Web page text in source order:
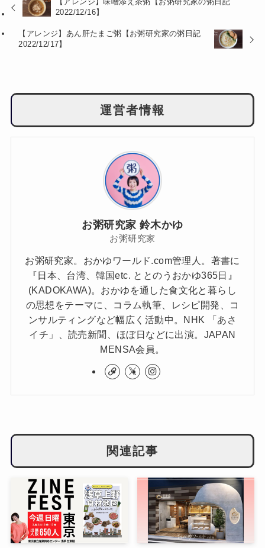
2022/12/16】
【アレンジ】あん肝たまご粥【お粥研究家の粥日記
2022/12/17】
運営者情報
お粥研究家 鈴木かゆ
お粥研究家
お粥研究家。おかゆワールド.com管理人。著書に
『日本、台湾、韓国etc. ととのうおかゆ365日』
(KADOKAWA)。おかゆを通した食文化と暮らし
の思想をテーマに、コラム執筆、レシピ開発、コ
ンサルティングなど幅広く活動中。NHK 「あさ
イチ」、読売新聞、ほぼ日などに出演。JAPAN
MENSA会員。
関連記事